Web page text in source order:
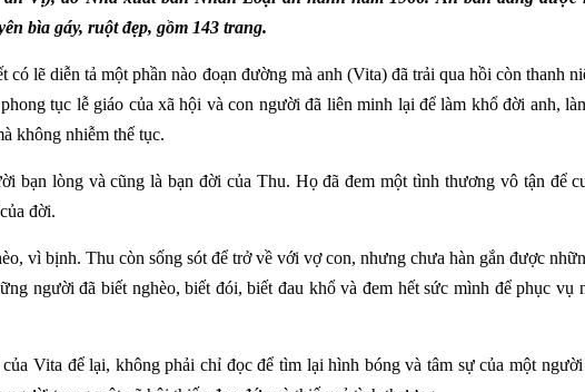
bìa gáy, ruột đẹp, gồm 143 trang.
lẽ diễn tả một phần nào đoạn đường mà anh (Vita) đã trải qua hồi còn thanh
tục lễ giáo của xã hội và con người đã liên minh lại để làm khổ đời anh,
không nhiễm thế tục.
bạn lòng và cũng là bạn đời của Thu. Họ đã đem một tình thương vô tận để
đời.
vì bịnh. Thu còn sống sót để trở về với vợ con, nhưng chưa hàn gắn được
người đã biết nghèo, biết đói, biết đau khổ và đem hết sức mình để phục vụ
Vita để lại, không phải chỉ đọc để tìm lại hình bóng và tâm sự của một người